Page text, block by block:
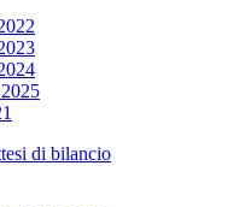
di bilancio